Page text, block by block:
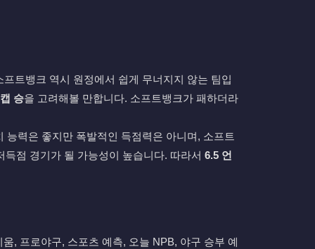
트뱅크 역시 원정에서 쉽게 무너지지 않는 팀입
승을 고려해볼 만합니다. 소프트뱅크가 패하더라
력은 좋지만 폭발적인 득점력은 아니며, 소프트
점 경기가 될 가능성이 높습니다. 따라서 6.5 언
, 프로야구, 스포츠 예측, 오늘 NPB, 야구 승부 예